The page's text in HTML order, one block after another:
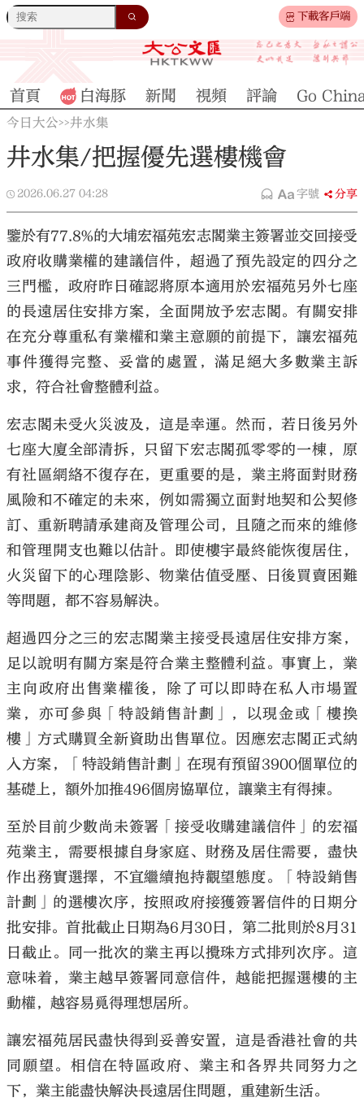
下載客戶端
大公文匯
首頁 白海豚 新聞 視頻 評論 Go
今日大公>>井水集
井水集/把握優先選樓機會
2026.06.27 04:28 字號 分享
鑒於有77.8%的大埔宏福苑宏志閣業主簽署並交回接受
政府收購業權的建議信件，超過了預先設定的四分之
三門檻，政府昨日確認將原本適用於宏福苑另外七座
的長遠居住安排方案，全面開放予宏志閣。有關安排
在充分尊重私有業權和業主意願的前提下，讓宏福苑
事件獲得完整、妥當的處置，滿足絕大多數業主訴
求，符合社會整體利益。
宏志閣未受火災波及，這是幸運。然而，若日後另外
七座大廈全部清拆，只留下宏志閣孤零零的一棟，原
有社區網絡不復存在，更重要的是，業主將面對財務
風險和不確定的未來，例如需獨立面對地契和公契修
訂、重新聘請承建商及管理公司，且隨之而來的維修
和管理開支也難以估計。即使樓宇最終能恢復居住，
火災留下的心理陰影、物業估值受壓、日後買賣困難
等問題，都不容易解決。
超過四分之三的宏志閣業主接受長遠居住安排方案，
足以說明有關方案是符合業主整體利益。事實上，業
主向政府出售業權後，除了可以即時在私人市場置
業，亦可參與「特設銷售計劃」，以現金或「樓換
樓」方式購買全新資助出售單位。因應宏志閣正式納
入方案，「特設銷售計劃」在現有預留3900個單位的
基礎上，額外加推496個房協單位，讓業主有得揀。
至於目前少數尚未簽署「接受收購建議信件」的宏福
苑業主，需要根據自身家庭、財務及居住需要，盡快
作出務實選擇，不宜繼續抱持觀望態度。「特設銷售
計劃」的選樓次序，按照政府接獲簽署信件的日期分
批安排。首批截止日期為6月30日，第二批則於8月31
日截止。同一批次的業主再以攪珠方式排列次序。這
意味着，業主越早簽署同意信件，越能把握選樓的主
動權，越容易覓得理想居所。
讓宏福苑居民盡快得到妥善安置，這是香港社會的共
同願望。相信在特區政府、業主和各界共同努力之
下，業主能盡快解決長遠居住問題，重建新生活。